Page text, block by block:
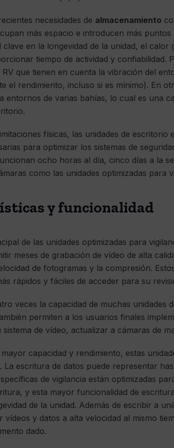
necesidades de almacenamiento
más espacio e introducen más
clave en la longevidad de la unidad, el
tiempo de actividad y confiabilidad.
que tienen en cuenta la vibración del
el rendimiento, incluso si es mínimo). En
entornos de varias bahías, lo cual es una
físicas, las unidades de
para optimizar los sistemas de
ocho horas al día, cinco días a la
como las unidades optimizadas para
y funcionalidad
de las unidades optimizadas para
meses de grabación de vídeo de alta
de fotogramas y la compresión.
rápidos y fáciles de acceder para su
veces la capacidad de muchas unidades
permiten a los usuarios finales
de vídeo, actualizar a cámaras de
capacidad y rendimiento, estas
La escritura de datos puede representar
de vigilancia están optimizadas
y esta mayor funcionalidad de
de la unidad. Además de escribir a
vídeos y datos a alta velocidad al mismo
dado.